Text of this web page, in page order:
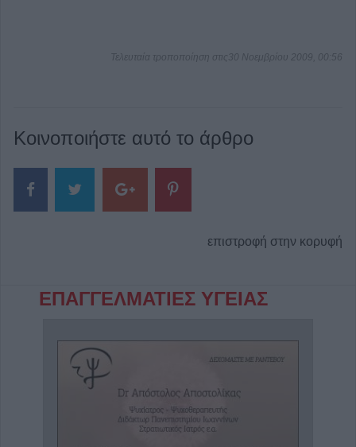
Τελευταία τροποποίηση στις30 Νοεμβρίου 2009, 00:56
Κοινοποιήστε αυτό το άρθρο
επιστροφή στην κορυφή
ΕΠΑΓΓΕΛΜΑΤΙΕΣ ΥΓΕΙΑΣ